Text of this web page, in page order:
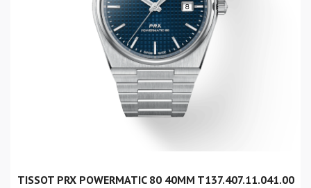
TISSOT PRX POWERMATIC 80 40MM T137.407.11.041.00